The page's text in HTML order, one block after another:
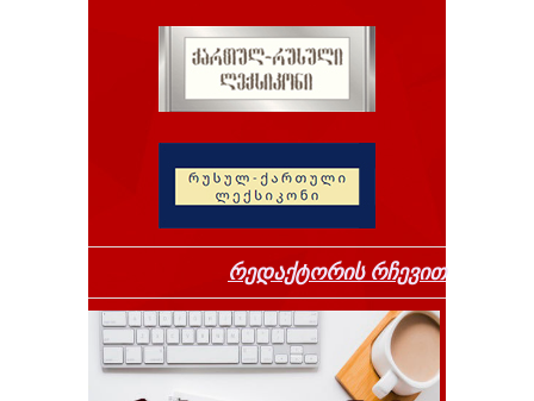
რედაქტორის რჩევით